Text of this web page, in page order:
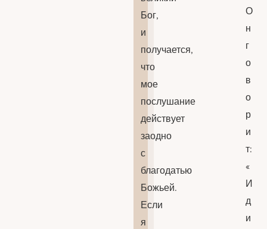
Бог,
и
получается,
что
мое
послушание
действует
заодно
с
благодатью
Божьей.
Если
я
О
н
г
о
в
о
р
и
т:
«
И
д
и